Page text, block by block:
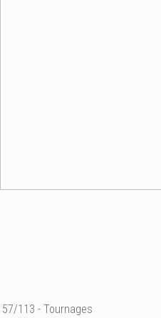
57/113 - Tournages